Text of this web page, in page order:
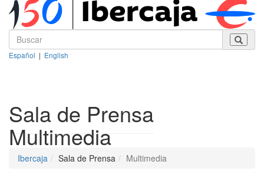
Español | English
Sala de Prensa
Multimedia
Ibercaja Sala de Prensa Multimedia